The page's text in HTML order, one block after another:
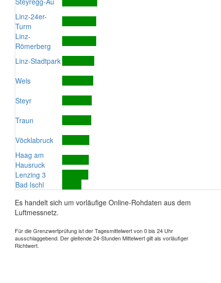
Linz-24er-
Turm
Linz-
Römerberg
Linz-Stadtpark
Wels
Steyr
Traun
Vöcklabruck
Haag am
Hausruck
Lenzing 3
Bad Ischl
Es handelt sich um vorläufige Online-Rohdaten aus dem
Luftmessnetz.
Für die Grenzwertprüfung ist der Tagesmittelwert von 0 bis 24 Uhr
ausschlaggebend. Der gleitende 24-Stunden Mittelwert gilt als vorläufiger
Richtwert.